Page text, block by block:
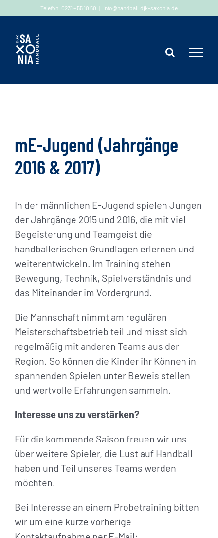
springen
Telefon: 0231 – 55 10 50 | info@handball.djk-saxonia.de
mE-Jugend (Jahrgänge
2016 & 2017)
In der männlichen E-Jugend spielen Jungen
der Jahrgänge 2015 und 2016, die mit viel
Begeisterung und Teamgeist die
handballerischen Grundlagen erlernen und
weiterentwickeln. Im Training stehen
Bewegung, Technik, Spielverständnis und
das Miteinander im Vordergrund.
Die Mannschaft nimmt am regulären
Meisterschaftsbetrieb teil und misst sich
regelmäßig mit anderen Teams aus der
Region. So können die Kinder ihr Können in
spannenden Spielen unter Beweis stellen
und wertvolle Erfahrungen sammeln.
Interesse uns zu verstärken?
Für die kommende Saison freuen wir uns
über weitere Spieler, die Lust auf Handball
haben und Teil unseres Teams werden
möchten.
Bei Interesse an einem Probetraining bitten
wir um eine kurze vorherige